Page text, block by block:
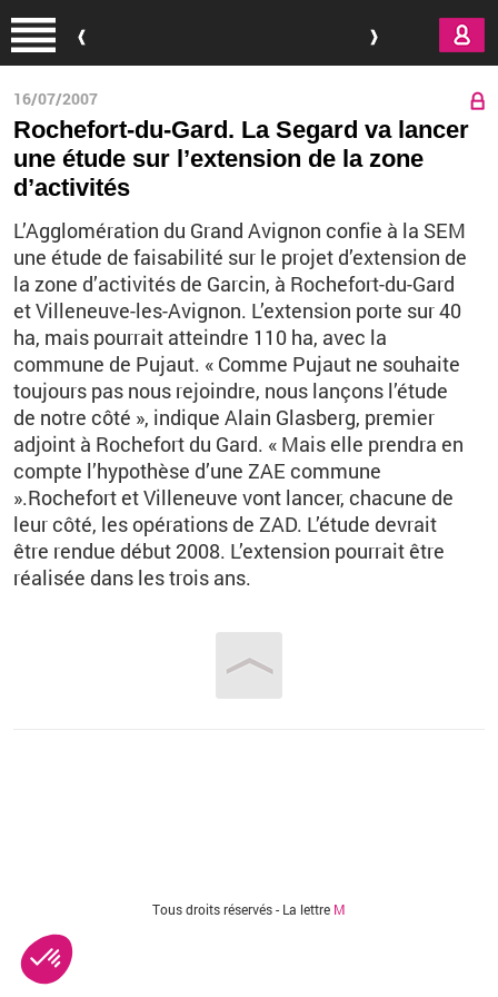
16/07/2007
Rochefort-du-Gard. La Segard va lancer
une étude sur l’extension de la zone
d’activités
L’Agglomération du Grand Avignon confie à la SEM
une étude de faisabilité sur le projet d’extension de
la zone d’activités de Garcin, à Rochefort-du-Gard
et Villeneuve-les-Avignon. L’extension porte sur 40
ha, mais pourrait atteindre 110 ha, avec la
commune de Pujaut. « Comme Pujaut ne souhaite
toujours pas nous rejoindre, nous lançons l’étude
de notre côté », indique Alain Glasberg, premier
adjoint à Rochefort du Gard. « Mais elle prendra en
compte l’hypothèse d’une ZAE commune
».Rochefort et Villeneuve vont lancer, chacune de
leur côté, les opérations de ZAD. L’étude devrait
être rendue début 2008. L’extension pourrait être
réalisée dans les trois ans.
Tous droits réservés - La lettre M